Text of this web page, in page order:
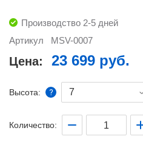
Артикул MSV-0007
Производство 2-5 дней
Цена: 23 699 руб.
Высота: 7
Количество: